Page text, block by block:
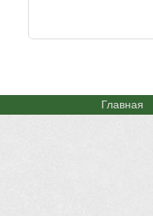
Главная